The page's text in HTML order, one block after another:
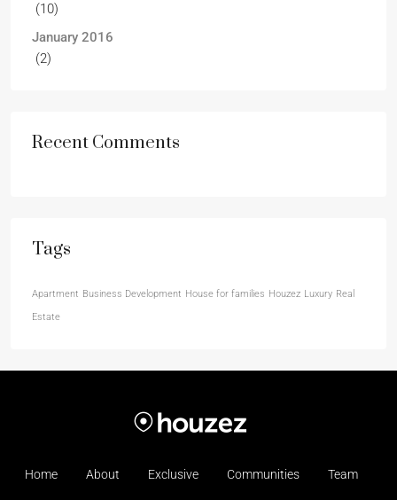
(10)
January 2016
(2)
Recent Comments
Tags
Apartment Business Development House for families Houzez Luxury Real
Estate
Home About Exclusive Communities Team